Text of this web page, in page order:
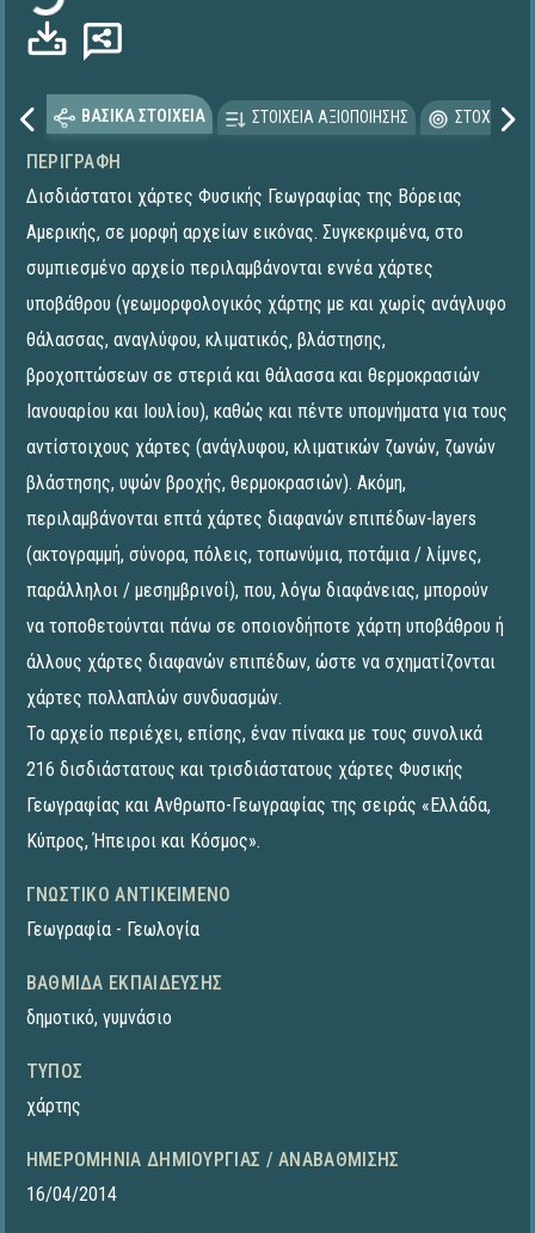
ΒΑΣΙΚΑ ΣΤΟΙΧΕΙΑ ΣΤΟΙΧΕΙΑ ΑΞΙΟΠΟΙΗΣΗΣ
ΠΕΡΙΓΡΑΦΉ
Δισδιάστατοι χάρτες Φυσικής Γεωγραφίας της Βόρειας
Αμερικής, σε μορφή αρχείων εικόνας. Συγκεκριμένα, στο
συμπιεσμένο αρχείο περιλαμβάνονται εννέα χάρτες
υποβάθρου (γεωμορφολογικός χάρτης με και χωρίς ανάγλυφο
θάλασσας, αναγλύφου, κλιματικός, βλάστησης,
βροχοπτώσεων σε στεριά και θάλασσα και θερμοκρασιών
Ιανουαρίου και Ιουλίου), καθώς και πέντε υπομνήματα για τους
αντίστοιχους χάρτες (ανάγλυφου, κλιματικών ζωνών, ζωνών
βλάστησης, υψών βροχής, θερμοκρασιών). Ακόμη,
περιλαμβάνονται επτά χάρτες διαφανών επιπέδων-layers
(ακτογραμμή, σύνορα, πόλεις, τοπωνύμια, ποτάμια / λίμνες,
παράλληλοι / μεσημβρινοί), που, λόγω διαφάνειας, μπορούν
να τοποθετούνται πάνω σε οποιονδήποτε χάρτη υποβάθρου ή
άλλους χάρτες διαφανών επιπέδων, ώστε να σχηματίζονται
χάρτες πολλαπλών συνδυασμών.
Το αρχείο περιέχει, επίσης, έναν πίνακα με τους συνολικά
216 δισδιάστατους και τρισδιάστατους χάρτες Φυσικής
Γεωγραφίας και Ανθρωπο-Γεωγραφίας της σειράς «Ελλάδα,
Κύπρος, Ήπειροι και Κόσμος».
ΓΝΩΣΤΙΚΌ ΑΝΤΙΚΕΊΜΕΝΟ
Γεωγραφία - Γεωλογία
ΒΑΘΜΊΔΑ ΕΚΠΑΊΔΕΥΣΗΣ
δημοτικό, γυμνάσιο
ΤΎΠΟΣ
χάρτης
ΗΜΕΡΟΜΗΝΊΑ ΔΗΜΙΟΥΡΓΊΑΣ / ΑΝΑΒΆΘΜΙΣΗΣ
16/04/2014